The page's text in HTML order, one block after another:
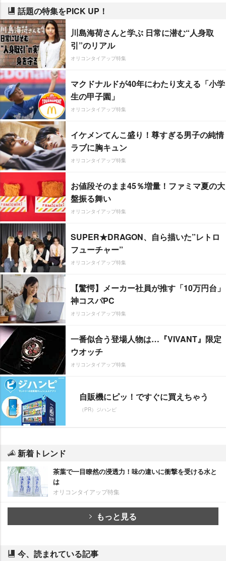
話題の特集をPICK UP！
川島海荷さんと学ぶ 日常に潜む“人身取
引”のリアル
オリコンタイアップ特集
マクドナルドが40年にわたり支える「小学
生の甲子園」
オリコンタイアップ特集
イケメンてんこ盛り！尊すぎる男子の純情
ラブに胸キュン
オリコンタイアップ特集
お値段そのまま45％増量！ファミマ夏の大
盤振る舞い
オリコンタイアップ特集
SUPER★DRAGON、自ら描いた”レトロ
フューチャー”
オリコンタイアップ特集
【驚愕】メーカー社員が推す「10万円台」
神コスパPC
オリコンタイアップ特集
一番似合う登場人物は…『VIVANT』限定
ウオッチ
オリコンタイアップ特集
自販機にピッ！ですぐに買えちゃう
（PR）ジハンピ
新着トレンド
茶葉で一目瞭然の浸透力！味の違いに衝撃を受ける水と
は
オリコンタイアップ特集
もっと見る
今、読まれている記事